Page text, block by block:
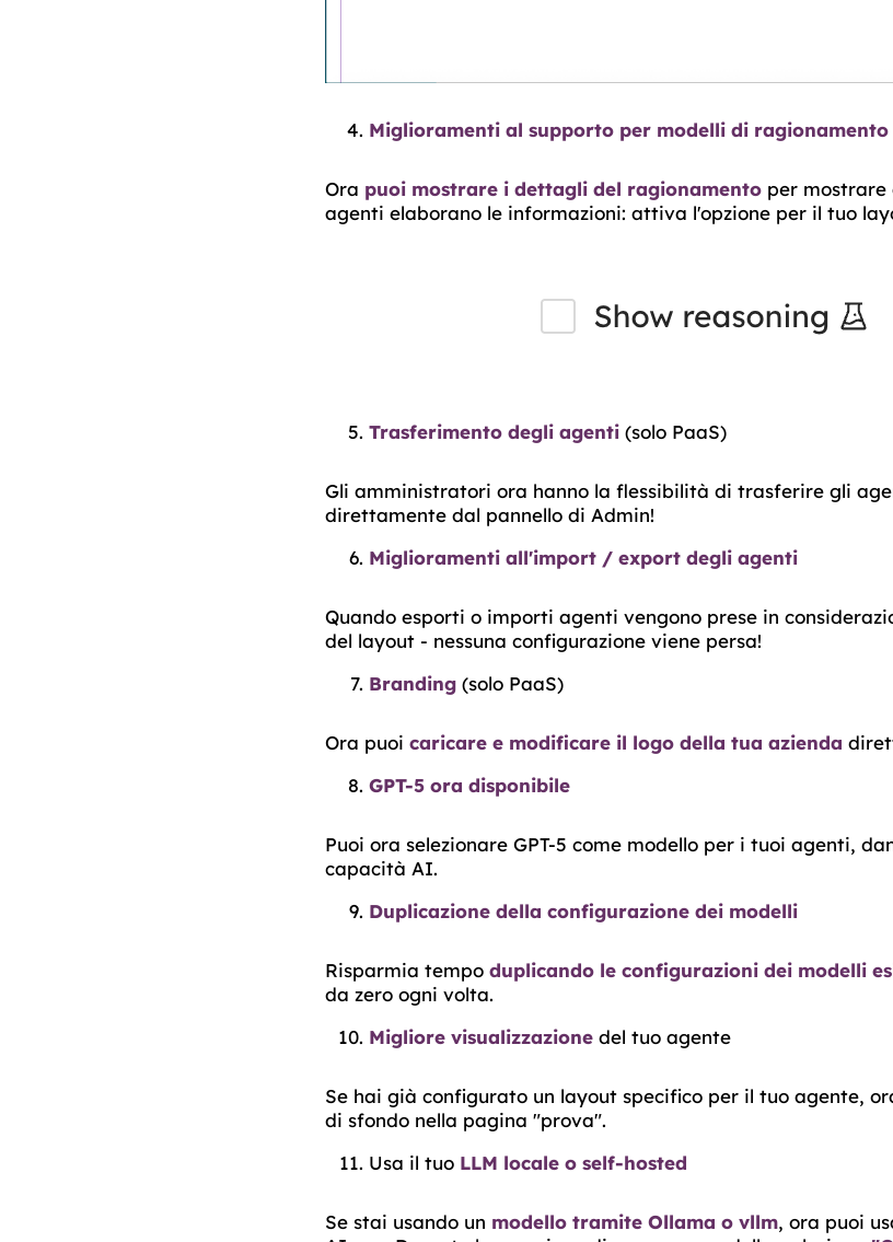
Miglioramenti al supporto per modelli di ragionamento
Ora puoi mostrare i dettagli del ragionamento per
agenti elaborano le informazioni: attiva l'opzione per il tuo
Trasferimento degli agenti (solo PaaS)
Gli amministratori ora hanno la flessibilità di trasferire gli
direttamente dal pannello di Admin!
Miglioramenti all'import / export degli agenti
Quando esporti o importi agenti vengono prese in
del layout - nessuna configurazione viene persa!
Branding (solo PaaS)
Ora puoi caricare e modificare il logo della tua azienda
GPT-5 ora disponibile
Puoi ora selezionare GPT-5 come modello per i tuoi agenti,
capacità AI.
Duplicazione della configurazione dei modelli
Risparmia tempo duplicando le configurazioni dei modelli
da zero ogni volta.
Migliore visualizzazione del tuo agente
Se hai già configurato un layout specifico per il tuo agente,
di sfondo nella pagina "prova".
Usa il tuo LLM locale o self-hosted
Se stai usando un modello tramite Ollama o vllm, ora puoi